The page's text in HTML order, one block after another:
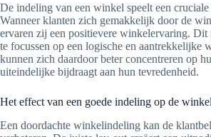
De indeling van een winkel speelt een
Wanneer klanten zich gemakkelijk door de
ervaren zij een positievere winkelervaring. Dit
te focussen op een logische en aantrekkelijke
kunnen zich daardoor beter concentreren op
uiteindelijke bijdraagt aan hun tevredenheid.
Het effect van een goede indeling op de
Een doordachte winkelindeling kan de